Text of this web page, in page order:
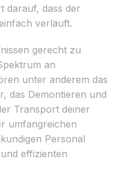
darauf, dass der
verläuft.
gerecht zu
an
unter anderem das
das Demontieren und
Transport deiner
umfangreichen
Personal
effizienten